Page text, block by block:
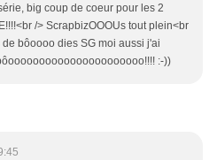
big coup de coeur pour les 2
/> ScrapbizOOOUs tout plein<br
bôoooo dies SG moi aussi j'ai
:-))